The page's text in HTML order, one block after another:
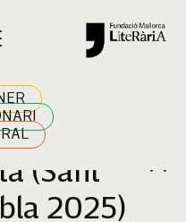
Cercar
(Sant
2025)